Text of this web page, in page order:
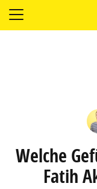
Welche
Fatih